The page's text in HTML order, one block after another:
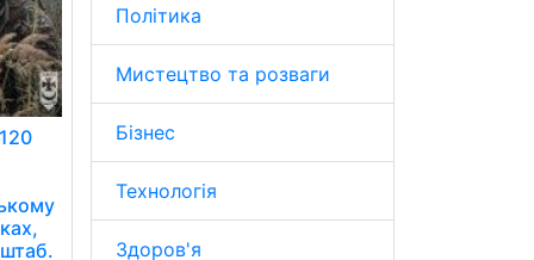
Політика
Мистецтво та розваги
Бізнес
Технологія
Здоров'я